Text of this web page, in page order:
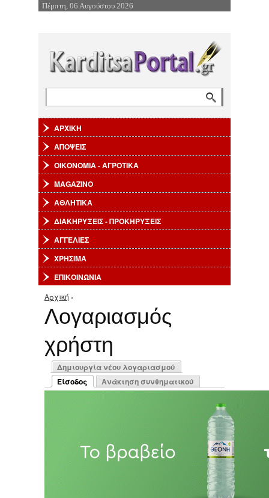
Επιστροφή στην Πλοήγηση
Πέμπτη, 06 Αυγούστου 2026
ΑΡΧΙΚΗ
ΑΠΟΨΕΙΣ
ΟΙΚΟΝΟΜΙΑ - ΑΓΡΟΤΙΚΑ
MAGAZINO
ΑΘΛΗΤΙΚΑ
ΔΙΑΚΗΡΥΞΕΙΣ - ΠΡΟΚΗΡΥΞΕΙΣ
ΑΓΓΕΛΙΕΣ
ΧΡΗΣΙΜΑ
ΕΠΙΚΟΙΝΩΝΙΑ
Είστε εδώ
Αρχική ›
Λογαριασμός
χρήστη
Πρωτεύουσες καρτέλες
Δημιουργία νέου λογαριασμού
Είσοδος
(ενεργή καρτέλα)
Ανάκτηση συνθηματικού